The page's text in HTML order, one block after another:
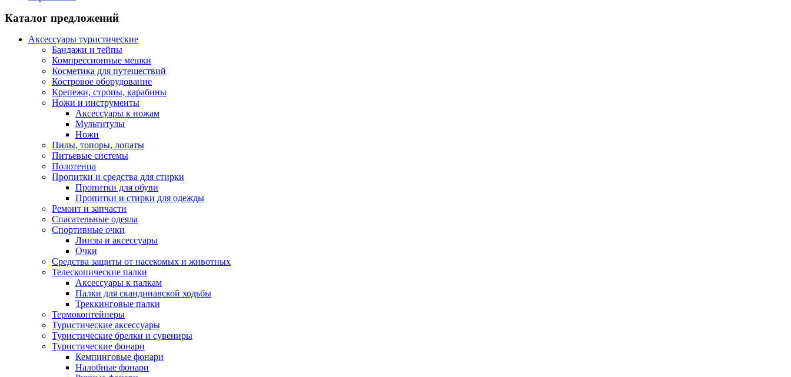
Каталог предложений
Аксессуары туристические
Бандажи и тейпы
Компрессионные мешки
Косметика для путешествий
Костровое оборудование
Крепежи, стропы, карабины
Ножи и инструменты
Аксессуары к ножам
Мультитулы
Ножи
Пилы, топоры, лопаты
Питьевые системы
Полотенца
Пропитки и средства для стирки
Пропитки для обуви
Пропитки и стирки для одежды
Ремонт и запчасти
Спасательные одеяла
Спортивные очки
Линзы и аксессуары
Очки
Средства защиты от насекомых и животных
Телескопические палки
Аксессуары к палкам
Палки для скандинавской ходьбы
Треккинговые палки
Термоконтейнеры
Туристические аксессуары
Туристические брелки и сувениры
Туристические фонари
Кемпинговые фонари
Налобные фонари